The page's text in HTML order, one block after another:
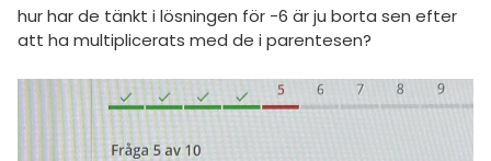
hur har de tänkt i lösningen för -6 är ju borta sen efter
att ha multiplicerats med de i parentesen?